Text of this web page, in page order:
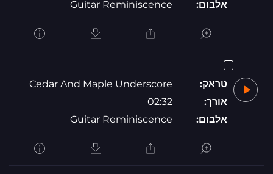
אלבום:
Guitar Reminiscence
טראק:
Cedar And Maple Underscore
אורך:
02:32
אלבום:
Guitar Reminiscence